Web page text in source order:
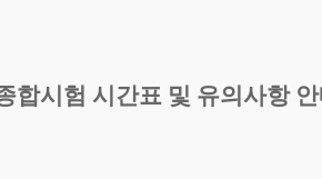
합시험 시간표 및 유의사항